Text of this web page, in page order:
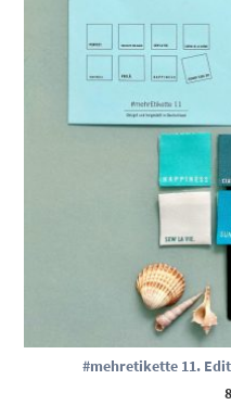
#mehretikette 11.